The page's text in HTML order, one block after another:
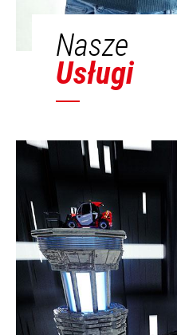
Nasze
Usługi